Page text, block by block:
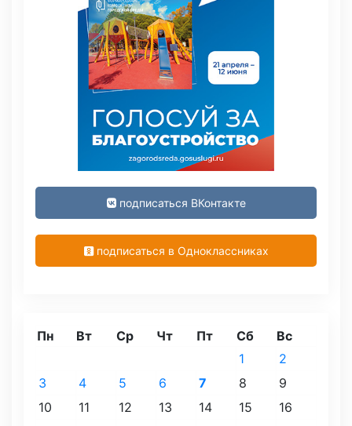
подписаться ВКонтакте
подписаться в Одноклассниках
Пн Вт Ср Чт Пт Сб Вс
1
2
3
4 5 6 7 8
9
10
11 12 13 14 15
16